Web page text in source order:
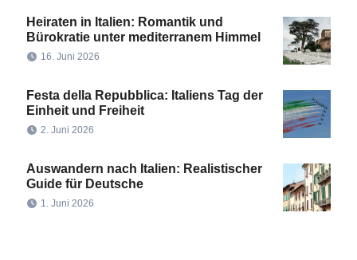
Heiraten in Italien: Romantik und
Bürokratie unter mediterranem Himmel
16. Juni 2026
Festa della Repubblica: Italiens Tag der
Einheit und Freiheit
2. Juni 2026
Auswandern nach Italien: Realistischer
Guide für Deutsche
1. Juni 2026